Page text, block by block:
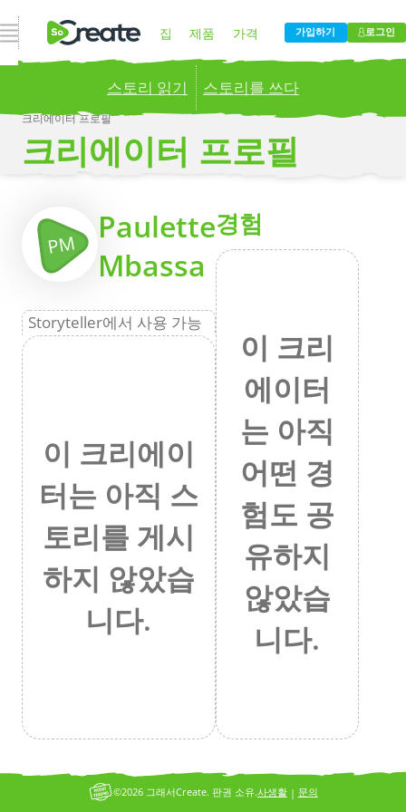
내비게이션 열기 집 제품 가격
블로그 회사
가입하기 로그인
스토리 읽기 스토리를 쓰다
Publish your stories to a global audience.
now!
크리에이터 프로필
크리에이터 프로필
PM
Paulette
Mbassa
Storyteller에서 사용 가능
이 크리에이
터는 아직 스
토리를 게시
하지 않았습
니다.
경험
이 크리
에이터
는 아직
어떤 경
험도 공
유하지
않았습
니다.
사생활| 문의
©2026 그래서Create. 판권 소유.